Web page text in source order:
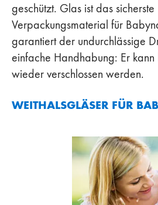
geschützt. Glas ist das sicherste
Verpackungsmaterial für
garantiert der undurchlässige
einfache Handhabung: Er kann
wieder verschlossen werden.
WEITHALSGLÄSER FÜR